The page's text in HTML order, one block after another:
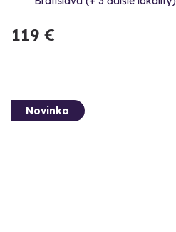
119 €
Novinka